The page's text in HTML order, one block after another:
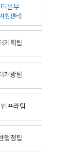
본부
원센터)
기획팀
개방팀
프라팀
행정팀